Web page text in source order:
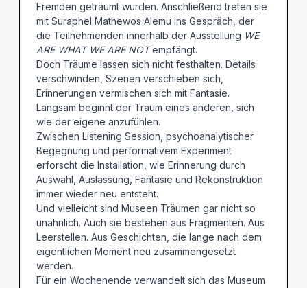
Fremden geträumt wurden. Anschließend treten sie
mit Suraphel Mathewos Alemu ins Gespräch, der
die Teilnehmenden innerhalb der Ausstellung WE
ARE WHAT WE ARE NOTempfängt.
Doch Träume lassen sich nicht festhalten. Details
verschwinden, Szenen verschieben sich,
Erinnerungen vermischen sich mit Fantasie.
Langsam beginnt der Traum eines anderen, sich
wie der eigene anzufühlen.
Zwischen Listening Session, psychoanalytischer
Begegnung und performativem Experiment
erforscht die Installation, wie Erinnerung durch
Auswahl, Auslassung, Fantasie und Rekonstruktion
immer wieder neu entsteht.
Und vielleicht sind Museen Träumen gar nicht so
unähnlich. Auch sie bestehen aus Fragmenten. Aus
Leerstellen. Aus Geschichten, die lange nach dem
eigentlichen Moment neu zusammengesetzt
werden.
Für ein Wochenende verwandelt sich das Museum